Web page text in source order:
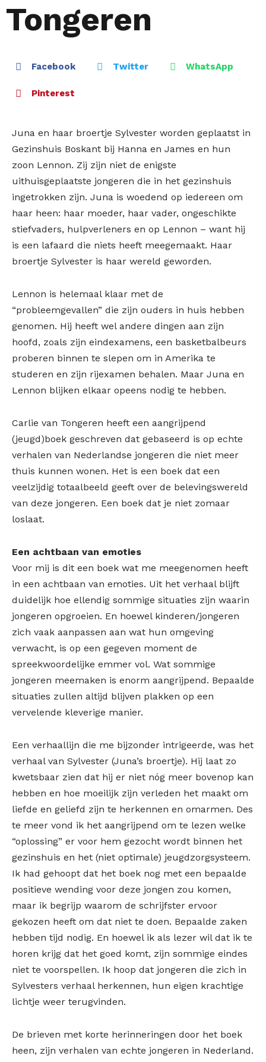
Tongeren
Facebook Twitter WhatsApp
Pinterest
Juna en haar broertje Sylvester worden geplaatst in
Gezinshuis Boskant bij Hanna en James en hun
zoon Lennon. Zij zijn niet de enigste
uithuisgeplaatste jongeren die in het gezinshuis
ingetrokken zijn. Juna is woedend op iedereen om
haar heen: haar moeder, haar vader, ongeschikte
stiefvaders, hulpverleners en op Lennon – want hij
is een lafaard die niets heeft meegemaakt. Haar
broertje Sylvester is haar wereld geworden.
Lennon is helemaal klaar met de
“probleemgevallen” die zijn ouders in huis hebben
genomen. Hij heeft wel andere dingen aan zijn
hoofd, zoals zijn eindexamens, een basketbalbeurs
proberen binnen te slepen om in Amerika te
studeren en zijn rijexamen behalen. Maar Juna en
Lennon blijken elkaar opeens nodig te hebben.
Carlie van Tongeren heeft een aangrijpend
(jeugd)boek geschreven dat gebaseerd is op echte
verhalen van Nederlandse jongeren die niet meer
thuis kunnen wonen. Het is een boek dat een
veelzijdig totaalbeeld geeft over de belevingswereld
van deze jongeren. Een boek dat je niet zomaar
loslaat.
Een achtbaan van emoties
Voor mij is dit een boek wat me meegenomen heeft
in een achtbaan van emoties. Uit het verhaal blijft
duidelijk hoe ellendig sommige situaties zijn waarin
jongeren opgroeien. En hoewel kinderen/jongeren
zich vaak aanpassen aan wat hun omgeving
verwacht, is op een gegeven moment de
spreekwoordelijke emmer vol. Wat sommige
jongeren meemaken is enorm aangrijpend. Bepaalde
situaties zullen altijd blijven plakken op een
vervelende kleverige manier.
Een verhaallijn die me bijzonder intrigeerde, was het
verhaal van Sylvester (Juna’s broertje). Hij laat zo
kwetsbaar zien dat hij er niet nóg meer bovenop kan
hebben en hoe moeilijk zijn verleden het maakt om
liefde en geliefd zijn te herkennen en omarmen. Des
te meer vond ik het aangrijpend om te lezen welke
“oplossing” er voor hem gezocht wordt binnen het
gezinshuis en het (niet optimale) jeugdzorgsysteem.
Ik had gehoopt dat het boek nog met een bepaalde
positieve wending voor deze jongen zou komen,
maar ik begrijp waarom de schrijfster ervoor
gekozen heeft om dat niet te doen. Bepaalde zaken
hebben tijd nodig. En hoewel ik als lezer wil dat ik te
horen krijg dat het goed komt, zijn sommige eindes
niet te voorspellen. Ik hoop dat jongeren die zich in
Sylvesters verhaal herkennen, hun eigen krachtige
lichtje weer terugvinden.
De brieven met korte herinneringen door het boek
heen, zijn verhalen van echte jongeren in Nederland.